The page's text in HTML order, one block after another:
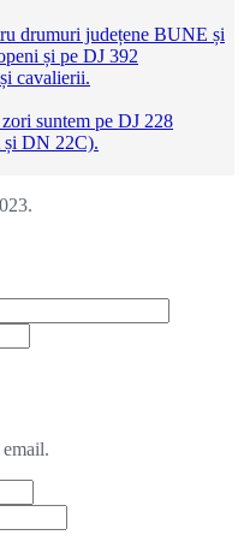
drumuri județene BUNE și
și pe DJ 392
cavalierii.
suntem pe DJ 228
și DN 22C).